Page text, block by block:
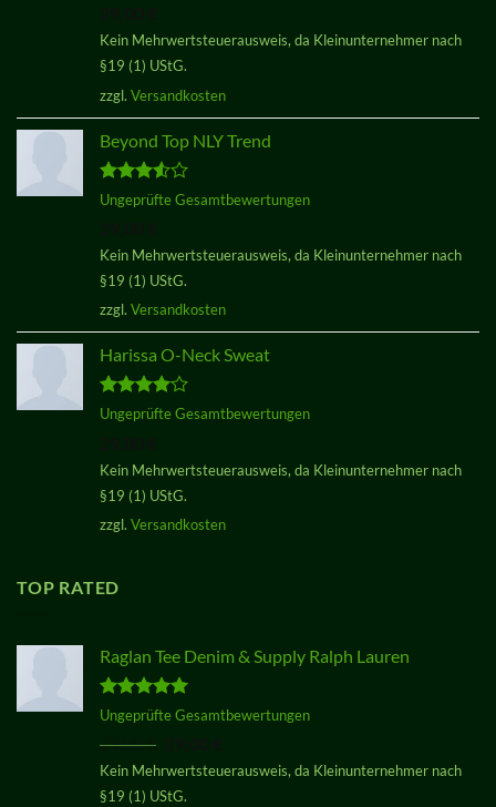
Kein Mehrwertsteuerausweis, da Kleinunternehmer nach
§19 (1) UStG.
zzgl. Versandkosten
Beyond Top NLY Trend
Bewertet
Ungeprüfte Gesamtbewertungen
Kein Mehrwertsteuerausweis, da Kleinunternehmer nach
§19 (1) UStG.
zzgl. Versandkosten
Harissa O-Neck Sweat
Bewertet
Ungeprüfte Gesamtbewertungen
Kein Mehrwertsteuerausweis, da Kleinunternehmer nach
§19 (1) UStG.
zzgl. Versandkosten
TOP RATED
Raglan Tee Denim & Supply Ralph Lauren
Bewertet
von 5
Ungeprüfte Gesamtbewertungen
29,00€
Preis
war:
Preis
Kein Mehrwertsteuerausweis, da Kleinunternehmer nach
§19 (1) UStG.